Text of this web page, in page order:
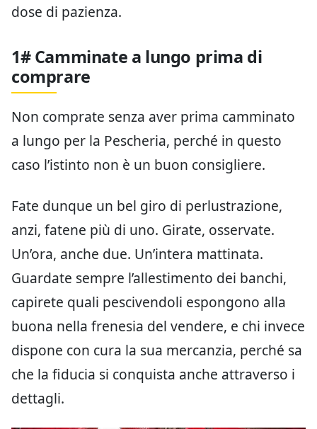
dose di pazienza.
1# Camminate a lungo prima di
comprare
Non comprate senza aver prima camminato
a lungo per la Pescheria, perché in questo
caso l’istinto non è un buon consigliere.
Fate dunque un bel giro di perlustrazione,
anzi, fatene più di uno. Girate, osservate.
Un’ora, anche due. Un’intera mattinata.
Guardate sempre l’allestimento dei banchi,
capirete quali pescivendoli espongono alla
buona nella frenesia del vendere, e chi invece
dispone con cura la sua mercanzia, perché sa
che la fiducia si conquista anche attraverso i
dettagli.